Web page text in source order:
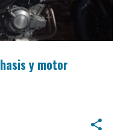
y motor